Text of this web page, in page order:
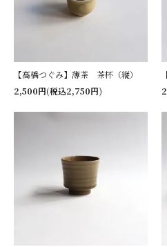
【高橋つぐみ】薄茶 茶杯（縦）
2,500円(税込2,750円)